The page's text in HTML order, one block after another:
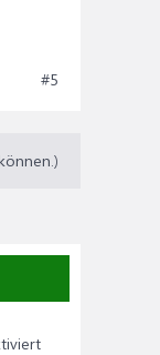
#5